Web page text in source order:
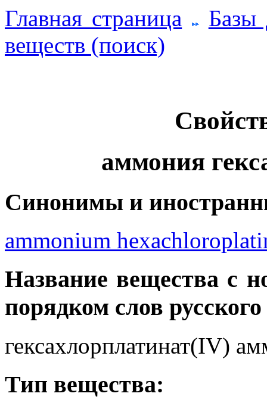
Главная страница
Базы
веществ (поиск)
аммония
Синонимы и
ammonium
Название вещества с
порядком слов
гексахлорплатинат(IV)
Тип вещества: